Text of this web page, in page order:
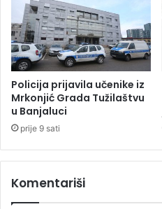
ć
c
i
j
e
E
U
:
L
Policija prijavila učenike iz
Mrkonjić Grada Tužilaštvu
u Banjaluci
prije 9 sati
Komentariši